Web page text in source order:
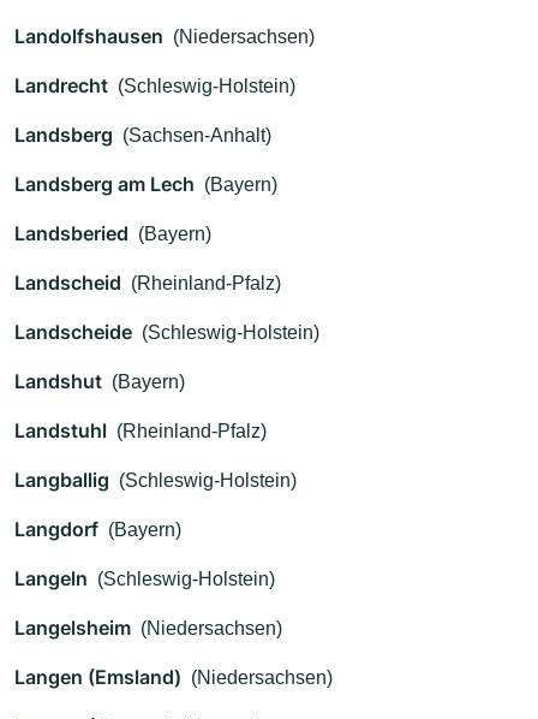
Landolfshausen (Niedersachsen)
Landrecht (Schleswig-Holstein)
Landsberg (Sachsen-Anhalt)
Landsberg am Lech (Bayern)
Landsberied (Bayern)
Landscheid (Rheinland-Pfalz)
Landscheide (Schleswig-Holstein)
Landshut (Bayern)
Landstuhl (Rheinland-Pfalz)
Langballig (Schleswig-Holstein)
Langdorf (Bayern)
Langeln (Schleswig-Holstein)
Langelsheim (Niedersachsen)
Langen (Emsland) (Niedersachsen)